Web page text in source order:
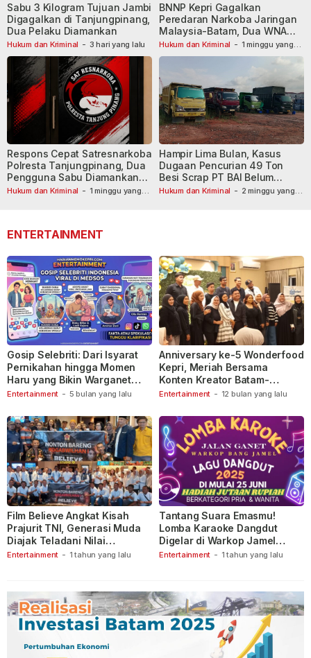
Hukum dan Kriminal - 3 hari yang lalu
Sabu 3 Kilogram Tujuan Jambi
Digagalkan di Tanjungpinang,
Dua Pelaku Diamankan
Hukum dan Kriminal - 1 minggu yang
BNNP Kepri Gagalkan
Peredaran Narkoba Jaringan
Malaysia-Batam, Dua WNA
Masih Diburu
Hukum dan Kriminal - 1 minggu yang
Respons Cepat Satresnarkoba
Polresta Tanjungpinang, Dua
Pengguna Sabu Diamankan
Usai Dilaporkan ke Call Center
Hukum dan Kriminal - 2 minggu yang
Hampir Lima Bulan, Kasus
Dugaan Pencurian 49 Ton
Besi Scrap PT BAI Belum
Tetapkan Tersangka
ENTERTAINMENT
Entertainment - 5 bulan yang lalu
Gosip Selebriti: Dari Isyarat
Pernikahan hingga Momen
Haru yang Bikin Warganet
Berspekulasi
Entertainment - 12 bulan yang lalu
Anniversary ke-5 Wonderfood
Kepri, Meriah Bersama
Konten Kreator Batam-
Tanjungpinang
Entertainment - 1 tahun yang lalu
Film Believe Angkat Kisah
Prajurit TNI, Generasi Muda
Diajak Teladani Nilai
Keberanian
Entertainment - 1 tahun yang lalu
Tantang Suara Emasmu!
Lomba Karaoke Dangdut
Digelar di Warkop Jamel
Ganet